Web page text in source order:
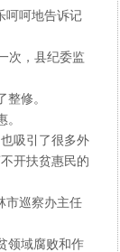
呵呵地告诉记
次，县纪委监
修。
吸引了很多外
开扶贫惠民的
市巡察办主任
领域腐败和作